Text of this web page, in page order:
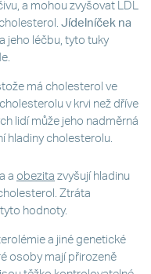
a mohou zvyšovat LDL
Jídelníček na
jeho léčbu, tyto tuky
má cholesterol ve
v krvi než dříve
lidí může jeho nadměrná
hladiny cholesterolu.
a obezita zvyšují hladinu
Ztráta
hodnoty.
a jiné genetické
osoby mají přirozeně